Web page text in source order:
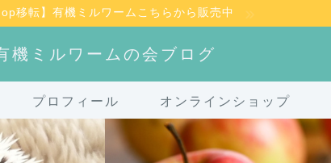
移転】有機ミルワームこちらから販売中
機ミルワームの会ブログ
プロフィール オンラインショップ